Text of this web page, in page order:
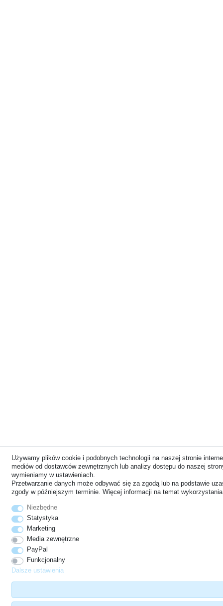
Używamy plików cookie i podobnych technologii na naszej stronie
mediów od dostawców zewnętrznych lub analizy dostępu do naszej
wymieniamy w ustawieniach.
Przetwarzanie danych może odbywać się za zgodą lub na podstawie
zgody w późniejszym terminie. Więcej informacji na temat
Niezbędne
Statystyka
Marketing
Media zewnętrzne
PayPal
Funkcjonalny
Dalsze ustawienia